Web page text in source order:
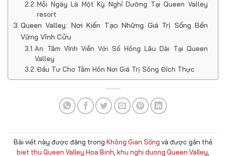
Mỗi Ngày Là Một Kỳ Nghỉ Dưỡng Tại Queen Valley
resort
Queen Valley: Nơi Kiến Tạo Những Giá Trị Sống Bền
Vững Vĩnh Cửu
An Tâm Vĩnh Viễn Với Sổ Hồng Lâu Dài Tại Queen
Valley
Đầu Tư Cho Tâm Hồn Nơi Giá Trị Sống Đích Thực
Bài viết này được đăng trong Không Gian Sống và được gắn thẻ
biet thu Queen Valley Hoa Binh khu nghi duong Queen Valley